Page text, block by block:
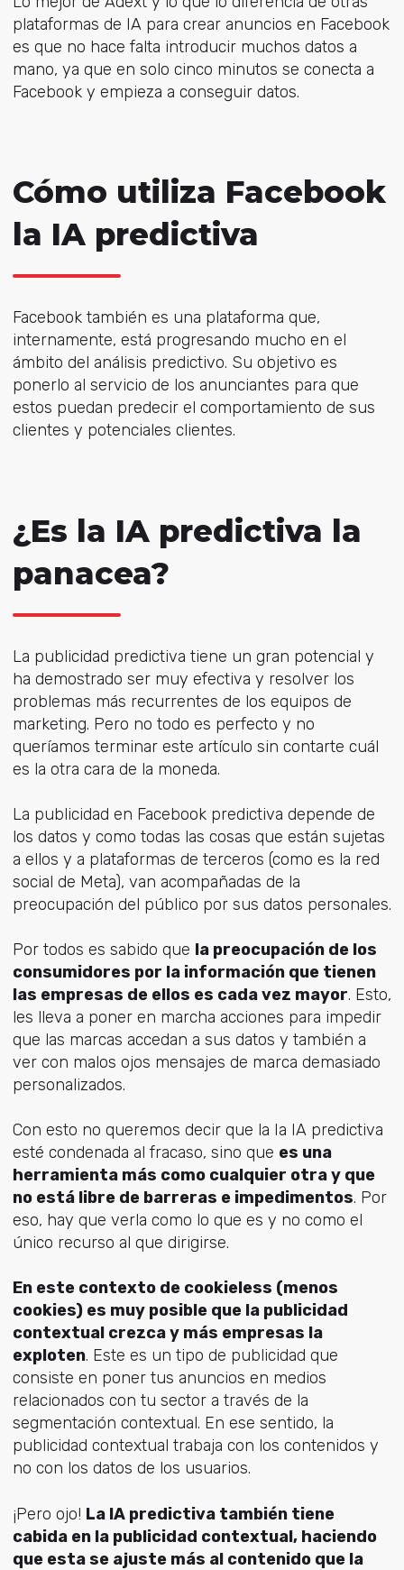
plataformas de IA para crear anuncios en Facebook
es que no hace falta introducir muchos datos a
mano, ya que en solo cinco minutos se conecta a
Facebook y empieza a conseguir datos.
Cómo utiliza Facebook
la IA predictiva
Facebook también es una plataforma que,
internamente, está progresando mucho en el
ámbito del análisis predictivo. Su objetivo es
ponerlo al servicio de los anunciantes para que
estos puedan predecir el comportamiento de sus
clientes y potenciales clientes.
¿Es la IA predictiva la
panacea?
La publicidad predictiva tiene un gran potencial y
ha demostrado ser muy efectiva y resolver los
problemas más recurrentes de los equipos de
marketing. Pero no todo es perfecto y no
queríamos terminar este artículo sin contarte cuál
es la otra cara de la moneda.
La publicidad en Facebook predictiva depende de
los datos y como todas las cosas que están sujetas
a ellos y a plataformas de terceros (como es la red
social de Meta), van acompañadas de la
preocupación del público por sus datos personales.
Por todos es sabido que la preocupación de los
consumidores por la información que tienen
las empresas de ellos es cada vez mayor. Esto,
les lleva a poner en marcha acciones para impedir
que las marcas accedan a sus datos y también a
ver con malos ojos mensajes de marca demasiado
personalizados.
Con esto no queremos decir que la Ia IA predictiva
esté condenada al fracaso, sino que es una
herramienta más como cualquier otra y que
no está libre de barreras e impedimentos. Por
eso, hay que verla como lo que es y no como el
único recurso al que dirigirse.
En este contexto de cookieless (menos
cookies) es muy posible que la publicidad
contextual crezca y más empresas la
exploten. Este es un tipo de publicidad que
consiste en poner tus anuncios en medios
relacionados con tu sector a través de la
segmentación contextual. En ese sentido, la
publicidad contextual trabaja con los contenidos y
no con los datos de los usuarios.
¡Pero ojo! La IA predictiva también tiene
cabida en la publicidad contextual, haciendo
que esta se ajuste más al contenido que la